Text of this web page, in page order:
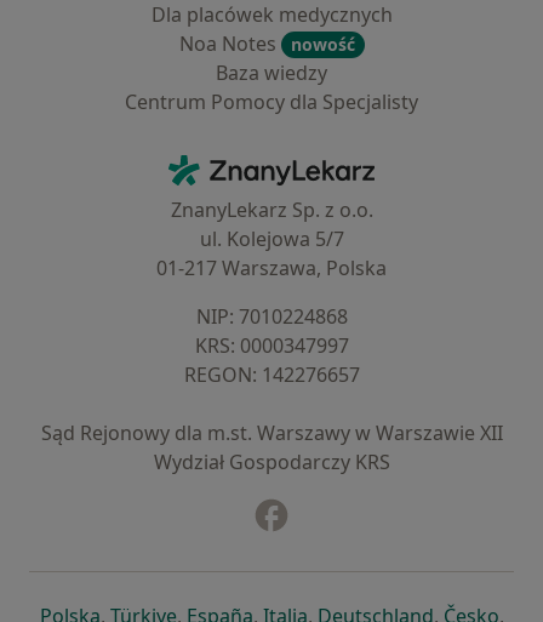
Dla placówek medycznych
Noa Notes
nowość
Baza wiedzy
Centrum Pomocy dla Specjalisty
ZnanyLekarz - Strona główna
ZnanyLekarz Sp. z o.o.
ul. Kolejowa 5/7
01-217 Warszawa, Polska
NIP: ⁠7010224868
KRS: ⁠0000347997
REGON: ⁠142276657
Sąd Rejonowy dla m.st. Warszawy w Warszawie XII
Wydział Gospodarczy KRS
Polskaotwiera się w nowej karcie
, Türkiyeotwiera się w nowej karcie
, Españaotwiera się w nowej karcie
, Italiaotwiera się w nowej
, Deutschlandotwiera się
, Česko,